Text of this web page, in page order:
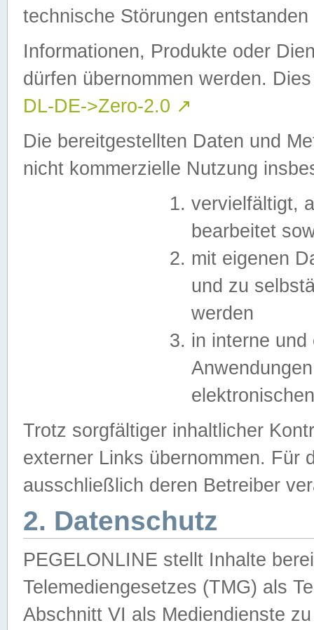
technische Störungen
Informationen, Produkte oder
dürfen übernommen werden.
DL-DE->Zero-2.0 ↗
Die bereitgestellten Daten und
nicht kommerzielle Nutzung
vervielfältigt,
bearbeitet
mit eigenen
und zu
werden
in interne
Trotz sorgfältiger inhaltlicher
externer Links übernommen. Für
ausschließlich deren Betreiber
2. Datenschutz
PEGELONLINE stellt Inhalte
Telemediengesetzes (TMG) als
Abschnitt VI als Mediendienste